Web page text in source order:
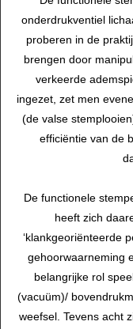
onderdrukventiel
proberen in de
brengen door
verkeerde
ingezet, zet men
(de valse
efficiëntie van de
De functionele
heeft zich
‘klankgeoriënteerde
gehoorwaarneming
belangrijke rol
(vacuüm)/
weefsel. Tevens acht